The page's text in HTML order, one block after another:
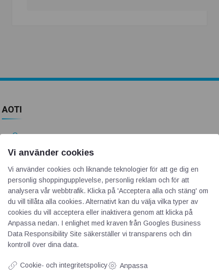
AOTI
Om oss
Priser
GDPR
Kunskapscentrum
SIFU
Chalmers Industriteknik
Vi använder cookies
Vi använder cookies och liknande teknologier för att ge dig en
personlig shoppingupplevelse, personlig reklam och för att
analysera vår webbtrafik. Klicka på 'Acceptera alla och stäng' om
du vill tillåta alla cookies. Alternativt kan du välja vilka typer av
cookies du vill acceptera eller inaktivera genom att klicka på
Anpassa nedan. I enlighet med kraven från Googles Business
Data Responsibility Site säkerställer vi transparens och din
kontroll över dina data.
Cookie- och integritetspolicy Anpassa